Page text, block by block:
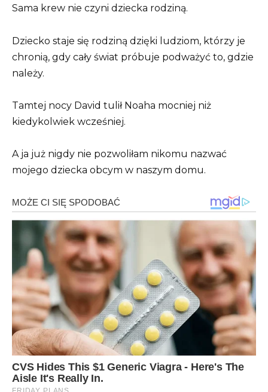
Sama krew nie czyni dziecka rodziną.
Dziecko staje się rodziną dzięki ludziom, którzy je
chronią, gdy cały świat próbuje podważyć to, gdzie
należy.
Tamtej nocy David tulił Noaha mocniej niż
kiedykolwiek wcześniej.
A ja już nigdy nie pozwoliłam nikomu nazwać
mojego dziecka obcym w naszym domu.